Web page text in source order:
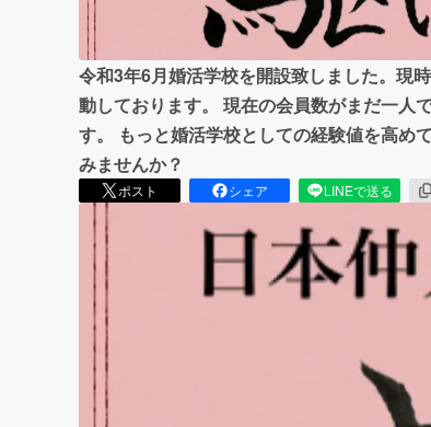
令和3年6月婚活学校を開設致しました。現
動しております。 現在の会員数がまだ一人
す。 もっと婚活学校としての経験値を高め
みませんか？
ポスト シェア LINEで送る